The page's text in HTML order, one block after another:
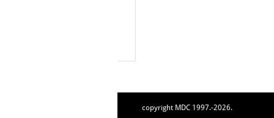
copyright MDC 1997.-2026.